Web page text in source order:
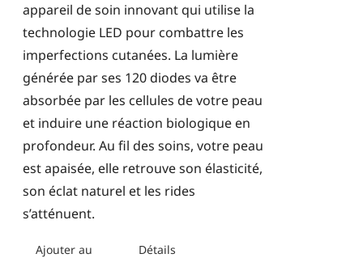
Professionnel
appareil de soin innovant qui utilise la
technologie LED pour combattre les
imperfections cutanées. La lumière
générée par ses 120 diodes va être
absorbée par les cellules de votre peau
et induire une réaction biologique en
profondeur. Au fil des soins, votre peau
est apaisée, elle retrouve son élasticité,
son éclat naturel et les rides
s’atténuent.
Ajouter au
Détails